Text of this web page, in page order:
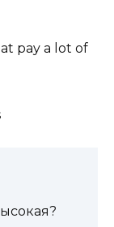
pay a lot of